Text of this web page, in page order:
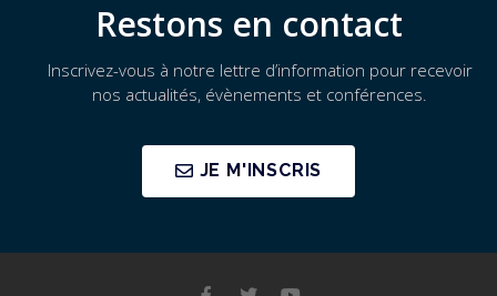
Restons en contact
Inscrivez-vous à notre lettre d’information pour recevoir
nos actualités, évènements et conférences.
JE M'INSCRIS